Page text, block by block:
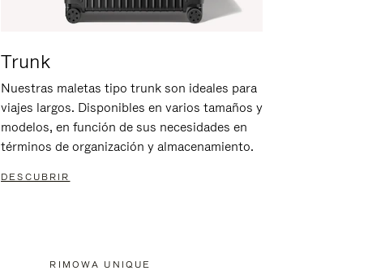
Trunk
Nuestras maletas tipo trunk son ideales para
viajes largos. Disponibles en varios tamaños y
modelos, en función de sus necesidades en
términos de organización y almacenamiento.
DESCUBRIR
RIMOWA UNIQUE